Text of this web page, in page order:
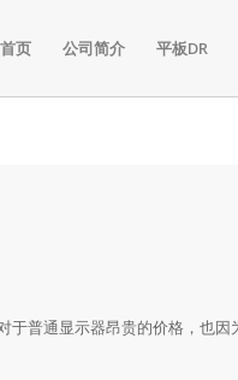
首页 公司简介 平板DR
普通显示器昂贵的价格，也